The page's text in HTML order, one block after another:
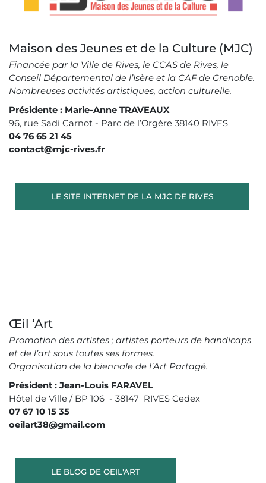
Maison des Jeunes et de la Culture (MJC)
Financée par la Ville de Rives, le CCAS de Rives, le
Conseil Départemental de l’Isère et la CAF de Grenoble.
Nombreuses activités artistiques, action culturelle.
Présidente : Marie-Anne TRAVEAUX
96, rue Sadi Carnot - Parc de l’Orgère 38140 RIVES
04 76 65 21 45
contact@mjc-rives.fr
LE SITE INTERNET DE LA MJC DE RIVES
Œil ‘Art
Promotion des artistes ; artistes porteurs de handicaps
et de l’art sous toutes ses formes.
Organisation de la biennale de l’Art Partagé.
Président : Jean-Louis FARAVEL
Hôtel de Ville / BP 106 - 38147 RIVES Cedex
07 67 10 15 35
oeilart38@gmail.com
LE BLOG DE OEIL'ART